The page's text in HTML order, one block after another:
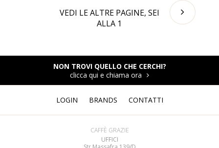
VEDI LE ALTRE PAGINE, SEI
ALLA 1
NON TROVI QUELLO CHE CERCHI?
clicca qui e chiama ora
LOGIN BRANDS CONTATTI
CAFFÈ GRAZIE
UFFICI